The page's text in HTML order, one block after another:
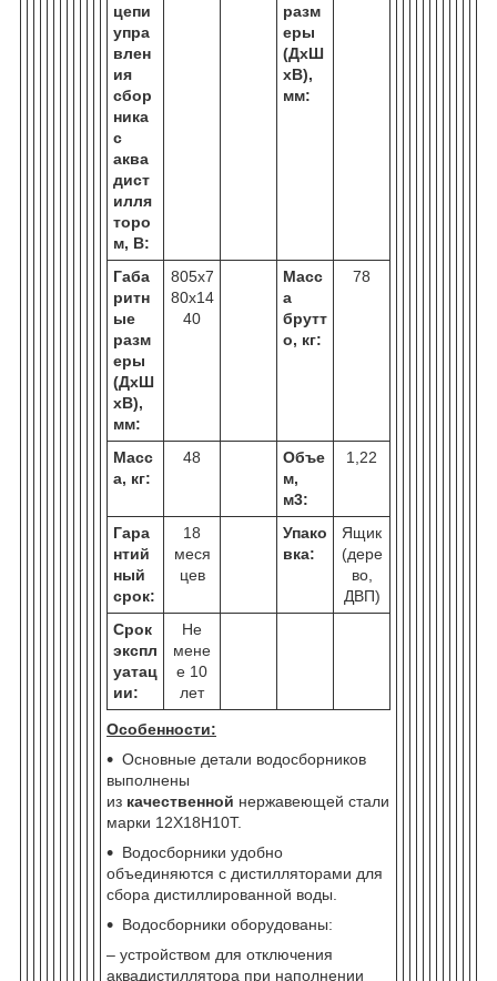
цепи
упра
влен
ия
сбор
ника
с
аква
дист
илля
торо
м, В:
разм
еры
(ДхШ
хВ),
мм:
Габа
ритн
ые
разм
еры
(ДхШ
хВ),
мм:
805х7
80х14
40
Масс
а
брутт
о, кг:
78
Масс
а, кг:
48
Объе
м,
м3:
1,22
Гара
нтий
ный
срок:
18
меся
цев
Упако
вка:
Ящик
(дере
во,
ДВП)
Срок
экспл
уатац
ии:
Не
мене
е 10
лет
Особенности:
Основные детали водосборников
выполнены
из качественной нержавеющей стали
марки 12Х18Н10Т.
Водосборники удобно
объединяются с дистилляторами для
сбора дистиллированной воды.
Водосборники оборудованы:
– устройством для отключения
аквадистиллятора при наполнении